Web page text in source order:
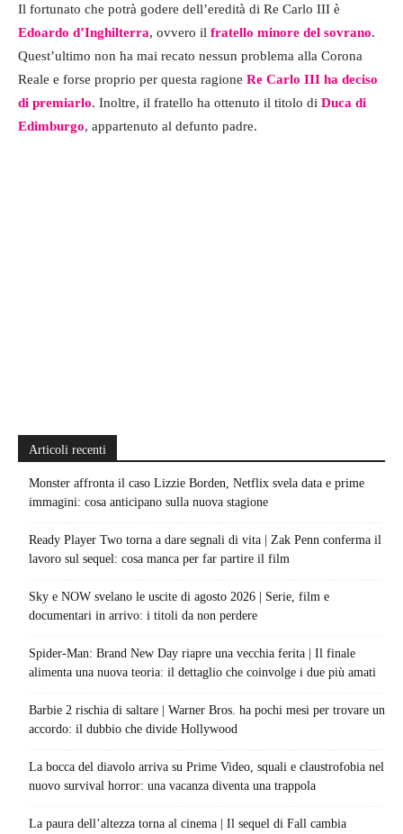
Il fortunato che potrà godere dell’eredità di Re Carlo III è
Edoardo d’Inghilterra, ovvero il fratello minore del sovrano.
Quest’ultimo non ha mai recato nessun problema alla Corona
Reale e forse proprio per questa ragione Re Carlo III ha deciso
di premiarlo. Inoltre, il fratello ha ottenuto il titolo di Duca di
Edimburgo, appartenuto al defunto padre.
Articoli recenti
Monster affronta il caso Lizzie Borden, Netflix svela data e prime
immagini: cosa anticipano sulla nuova stagione
Ready Player Two torna a dare segnali di vita | Zak Penn conferma il
lavoro sul sequel: cosa manca per far partire il film
Sky e NOW svelano le uscite di agosto 2026 | Serie, film e
documentari in arrivo: i titoli da non perdere
Spider-Man: Brand New Day riapre una vecchia ferita | Il finale
alimenta una nuova teoria: il dettaglio che coinvolge i due più amati
Barbie 2 rischia di saltare | Warner Bros. ha pochi mesi per trovare un
accordo: il dubbio che divide Hollywood
La bocca del diavolo arriva su Prime Video, squali e claustrofobia nel
nuovo survival horror: una vacanza diventa una trappola
La paura dell’altezza torna al cinema | Il sequel di Fall cambia